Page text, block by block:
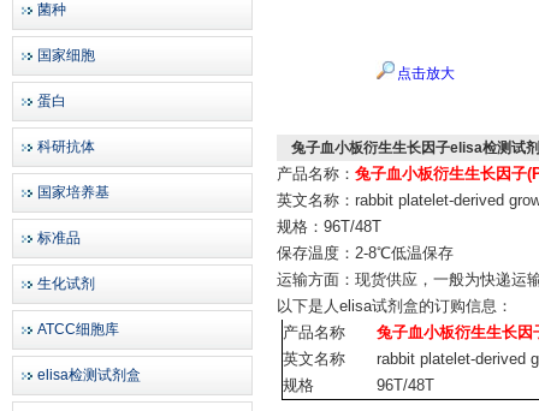
菌种
国家细胞
蛋白
科研抗体
国家培养基
标准品
生化试剂
ATCC细胞库
elisa检测试剂盒
点击放大
兔子血小板衍生生长因子elisa检测试
产品名称： 兔子血小板衍生生长因子
英文名称：rabbit platelet-derived
规格：96T/48T
保存温度：2-8℃低温保存
运输方面：现货供应，一般为快递运
以下是 人elisa试剂盒的订购信息：
产品名称
兔子血小板衍生生长
英文名称
rabbit platelet-derived
规格
96T/48T